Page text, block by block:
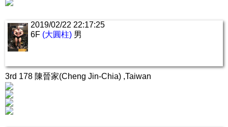
2019/02/22 22:17:25
6F (大圓柱) 男
3rd 178 陳晉家(Cheng Jin-Chia) ,Taiwan